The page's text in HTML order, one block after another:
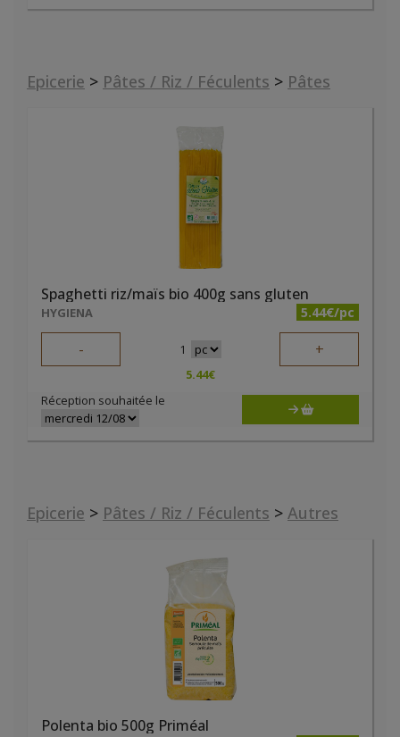
Epicerie > Pâtes / Riz / Féculents > Pâtes
Spaghetti riz/maïs bio 400g sans gluten
HYGIENA 5.44€/pc
- 1 +
5.44€
Réception souhaitée le
Epicerie > Pâtes / Riz / Féculents > Autres
Polenta bio 500g Priméal